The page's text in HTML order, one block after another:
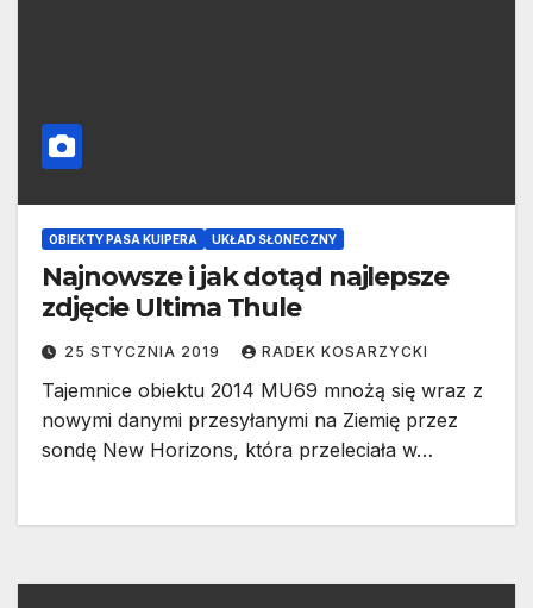
OBIEKTY PASA KUIPERA UKŁAD SŁONECZNY
Najnowsze i jak dotąd najlepsze
zdjęcie Ultima Thule
25 STYCZNIA 2019 RADEK KOSARZYCKI
Tajemnice obiektu 2014 MU69 mnożą się wraz z
nowymi danymi przesyłanymi na Ziemię przez
sondę New Horizons, która przeleciała w…